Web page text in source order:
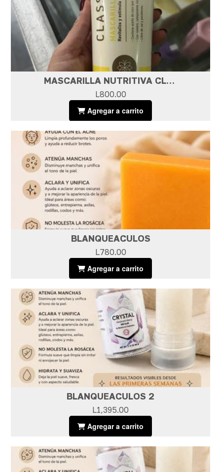
MASCARILLA NUTRITIVA CLASS GOLD
L800.00
Agregar a carrito
BLANQUEACULOS
L780.00
Agregar a carrito
BLANQUEACULOS 2
L1,395.00
Agregar a carrito